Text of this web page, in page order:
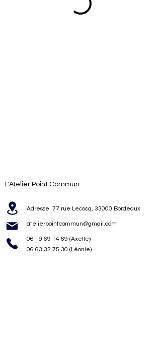
L'Atelier Point Commun
Adresse: 77 rue Lecocq, 33000 Bordeaux
atelierpointcommun@gmail.com
06 19 69 14 69 (Axelle)
06 63 32 75 30 (Léonie)